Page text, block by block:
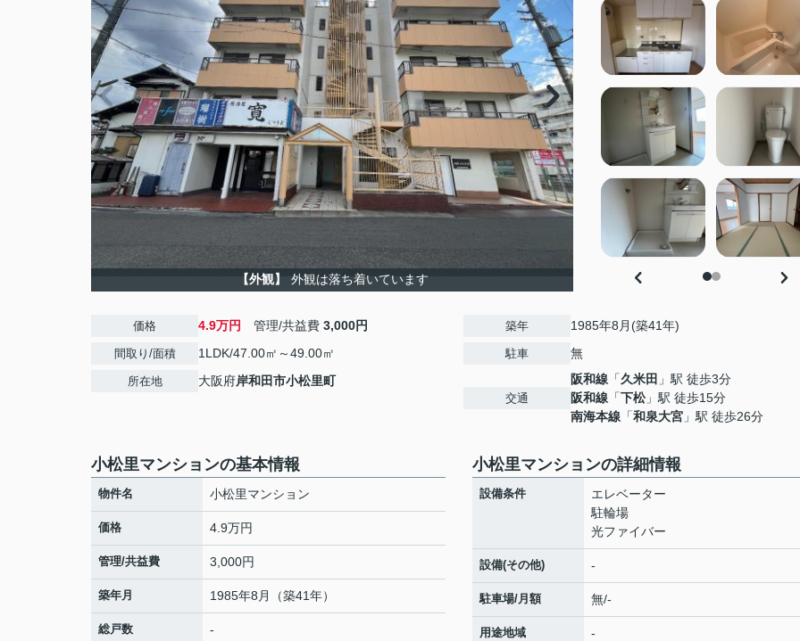
【外観】 外観は落ち着いています
価格 4.9万円 管理/共益費 3,000円
間取り/面積 1LDK/47.00㎡～49.00㎡
所在地 大阪府岸和田市小松里町
築年 1985年8月(築41年)
駐車 無
交通
阪和線 「久米田 」駅 徒歩3分
阪和線 「下松」駅 徒歩15分
南海本線 「和泉大宮 」駅 徒歩26分
小松里マンションの基本情報
物件名 小松里マンション
価格 4.9万円
管理/共益費 3,000円
築年月 1985年8月（築41年）
総戸数 -
小松里マンションの詳細情報
設備条件
エレベーター
駐輪場
光ファイバー
設備(その他) -
駐車場/月額 無/-
用途地域 -